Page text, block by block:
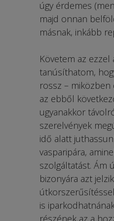
úgy érdemes
majd onnan
másnak, inkább
Követem az
tanúsíthatom,
rossz –
az ebből
ugyanakkor
szerelvények
idő alatt
vasparipára,
szolgáltatást. Ám
bizonyára azt
is
részének az a